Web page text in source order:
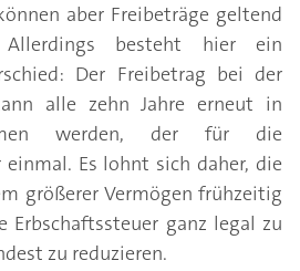
aber Freibeträge geltend
Allerdings besteht hier ein
Der Freibetrag bei der
alle zehn Jahre erneut in
werden, der für die
einmal. Es lohnt sich daher, die
größerer Vermögen frühzeitig
Erbschaftssteuer ganz legal zu
zu reduzieren.